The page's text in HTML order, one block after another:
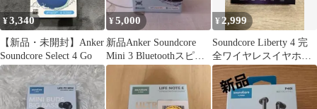
¥3,340
【新品・未開封】Anker
Soundcore Select 4 Go
¥5,000
新品Anker Soundcore
Mini 3 Bluetoothスピー
カー
¥ 2,999
Soundcore Liberty 4 完
全ワイヤレスイヤホン
(充電ケースなし)